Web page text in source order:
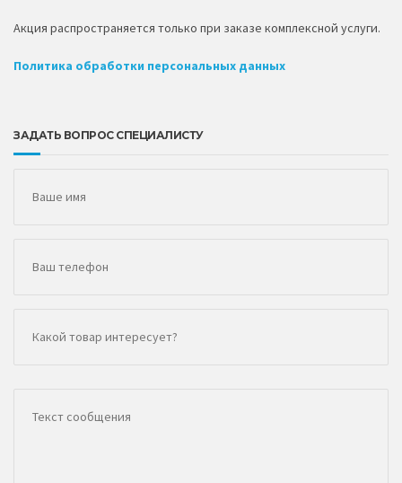
Акция распространяется только при заказе комплексной услуги.
Политика обработки персональных данных
ЗАДАТЬ ВОПРОС СПЕЦИАЛИСТУ